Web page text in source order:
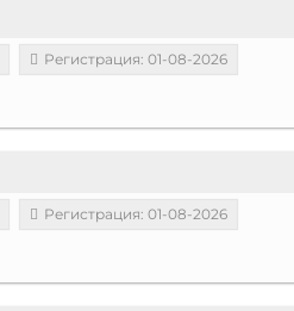
Регистрация: 01-08-2026
Регистрация: 01-08-2026